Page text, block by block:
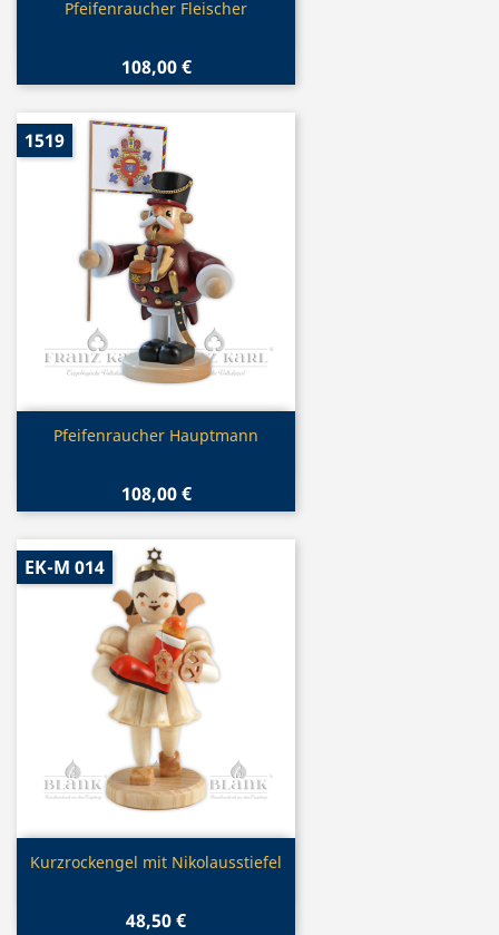
Vorschau
Pfeifenraucher Fleischer
108,00 €
Vorschau
Pfeifenraucher Hauptmann
108,00 €
1519
Vorschau
Kurzrockengel mit Nikolausstiefel
48,50 €
EK-M 014